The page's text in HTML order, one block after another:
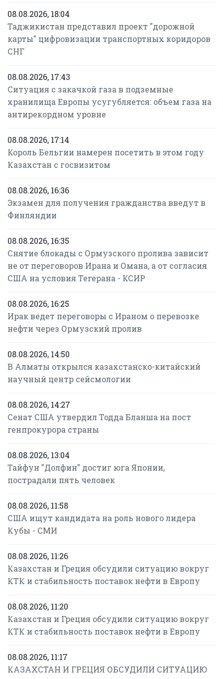
08.08.2026, 18:04
Таджикистан представил проект "дорожной
карты" цифровизации транспортных коридоров
СНГ
08.08.2026, 17:43
Ситуация с закачкой газа в подземные
хранилища Европы усугубляется: объем газа на
антирекордном уровне
08.08.2026, 17:14
Король Бельгии намерен посетить в этом году
Казахстан с госвизитом
08.08.2026, 16:36
Экзамен для получения гражданства введут в
Финляндии
08.08.2026, 16:35
Снятие блокады с Ормузского пролива зависит
не от переговоров Ирана и Омана, а от согласия
США на условия Тегерана - КСИР
08.08.2026, 16:25
Ирак ведет переговоры с Ираном о перевозке
нефти через Ормузский пролив
08.08.2026, 14:50
В Алматы открылся казахстанско-китайский
научный центр сейсмологии
08.08.2026, 14:27
Сенат США утвердил Тодда Бланша на пост
генпрокурора страны
08.08.2026, 13:04
Тайфун "Долфин" достиг юга Японии,
пострадали пять человек
08.08.2026, 11:58
США ищут кандидата на роль нового лидера
Кубы - СМИ
08.08.2026, 11:26
Казахстан и Греция обсудили ситуацию вокруг
КТК и стабильность поставок нефти в Европу
08.08.2026, 11:20
Казахстан и Греция обсудили ситуацию вокруг
КТК и стабильность поставок нефти в Европу
08.08.2026, 11:17
КАЗАХСТАН И ГРЕЦИЯ ОБСУДИЛИ СИТУАЦИЮ